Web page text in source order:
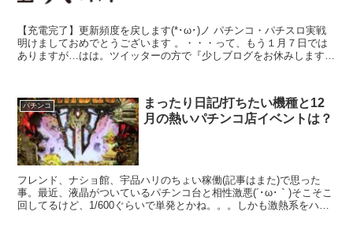
【充電完了】更新頻度を戻します(*･ω･)ノ パチンコ・パチスロ実戦
明けましておめでとうございます 。・・・って、もう１月７日では
ありますが…はは。ツイッターの方で『少しブログをお休みしますね
パチンコ
まったり日記/打ちたい機種と12
月の熱いパチンコ店イベントは？
フレンド、ナショ館、宇品ハリのちょい稼働(記事はまた)で思った
事。最近、液晶がついているパチンコ台と相性激悪(´･ω･｀)そこそこ
回してるけど、1/600ぐらいで単発とかね。。。しかも激熱系をハズ